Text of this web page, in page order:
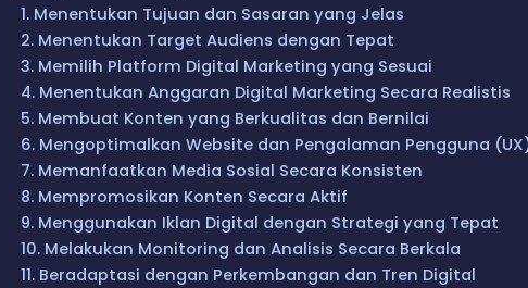
1. Menentukan Tujuan dan Sasaran yang Jelas
2. Menentukan Target Audiens dengan Tepat
3. Memilih Platform Digital Marketing yang Sesuai
4. Menentukan Anggaran Digital Marketing Secara Realistis
5. Membuat Konten yang Berkualitas dan Bernilai
6. Mengoptimalkan Website dan Pengalaman Pengguna
7. Memanfaatkan Media Sosial Secara Konsisten
8. Mempromosikan Konten Secara Aktif
9. Menggunakan Iklan Digital dengan Strategi yang Tepat
10. Melakukan Monitoring dan Analisis Secara Berkala
11. Beradaptasi dengan Perkembangan dan Tren Digital